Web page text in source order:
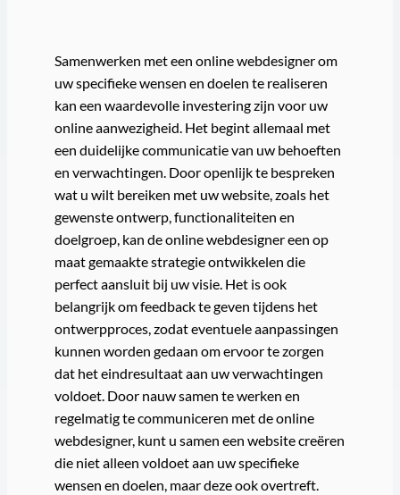
Samenwerken met een online webdesigner om
uw specifieke wensen en doelen te realiseren
kan een waardevolle investering zijn voor uw
online aanwezigheid. Het begint allemaal met
een duidelijke communicatie van uw behoeften
en verwachtingen. Door openlijk te bespreken
wat u wilt bereiken met uw website, zoals het
gewenste ontwerp, functionaliteiten en
doelgroep, kan de online webdesigner een op
maat gemaakte strategie ontwikkelen die
perfect aansluit bij uw visie. Het is ook
belangrijk om feedback te geven tijdens het
ontwerpproces, zodat eventuele aanpassingen
kunnen worden gedaan om ervoor te zorgen
dat het eindresultaat aan uw verwachtingen
voldoet. Door nauw samen te werken en
regelmatig te communiceren met de online
webdesigner, kunt u samen een website creëren
die niet alleen voldoet aan uw specifieke
wensen en doelen, maar deze ook overtreft.